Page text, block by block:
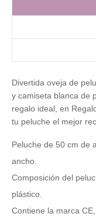
Divertida oveja de
y camiseta blanca de
regalo ideal, en
tu peluche el mejor
Peluche de 50 cm de
ancho.
Composición del
plástico.
Contiene la marca